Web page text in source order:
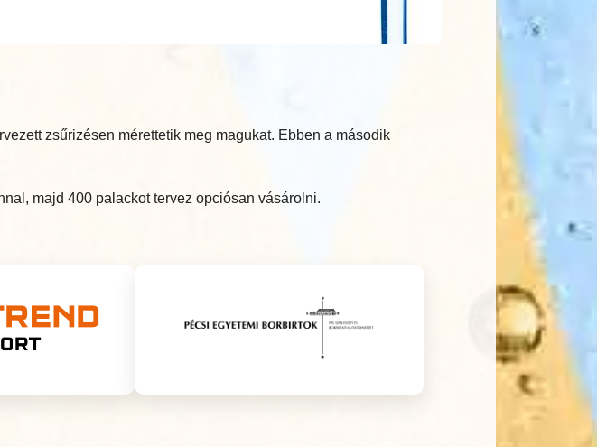
zsűrizésen mérettetik meg magukat. Ebben a második
majd 400 palackot tervez opciósan vásárolni.